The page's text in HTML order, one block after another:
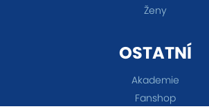
Ženy
OSTATNÍ
Akademie
Fanshop